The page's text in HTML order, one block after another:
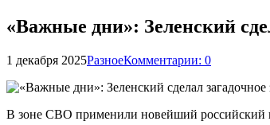
«Важные дни»: Зеленский
1 декабря 2025РазноеКомментарии: 0
В зоне СВО применили новейший российский